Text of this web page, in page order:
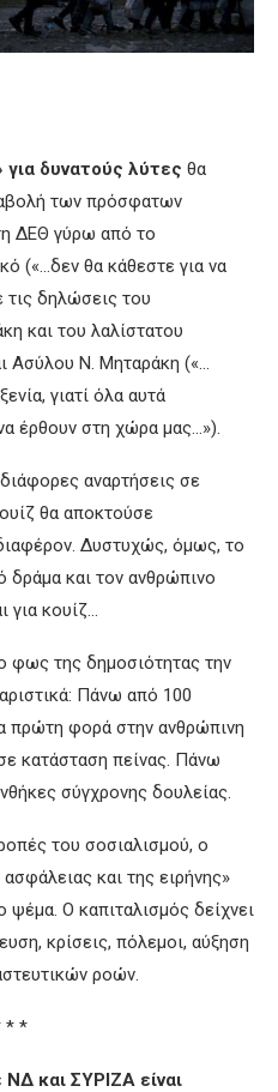
για δυνατούς λύτες θα
των πρόσφατων
ΔΕΘ γύρω από το
(«…δεν θα κάθεστε για να
τις δηλώσεις του
και του λαλίστατου
Ασύλου Ν. Μηταράκη («…
γιατί όλα αυτά
έρθουν στη χώρα μας…»).
αναρτήσεις σε
θα αποκτούσε
Δυστυχώς, όμως, το
και τον ανθρώπινο
για κουίζ…
φως της δημοσιότητας την
Πάνω από 100
πρώτη φορά στην ανθρώπινη
κατάσταση πείνας. Πάνω
σύγχρονης δουλείας.
του σοσιαλισμού, ο
και της ειρήνης»
ψέμα. Ο καπιταλισμός δείχνει
κρίσεις, πόλεμοι, αύξηση
ροών.
* *
και ΣΥΡΙΖΑ είναι